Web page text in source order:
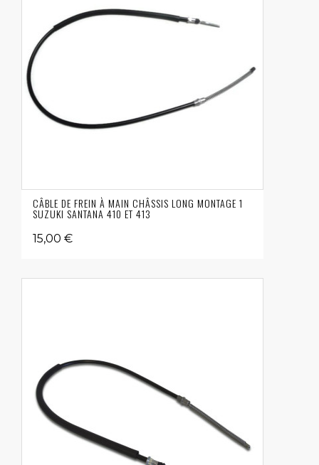
CÂBLE DE FREIN À MAIN CHÂSSIS LONG MONTAGE 1
SUZUKI SANTANA 410 ET 413
15,00 €